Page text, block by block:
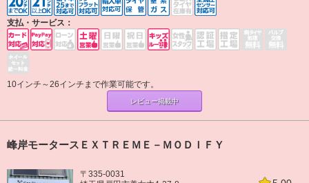
支払・サービス：
10インチ～26インチまで作業可能です。
レビュー掲載中
峰岸モータースＥＸＴＲＥＭＥ－ＭＯＤＩＦＹ
〒335-0031